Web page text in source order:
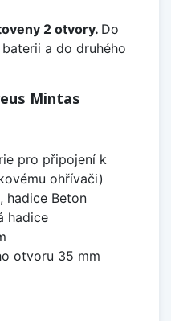
2 otvory. Do
a do druhého
Mintas
pro připojení k
ohřívači)
hadice Beton
hadice
otvoru 35 mm